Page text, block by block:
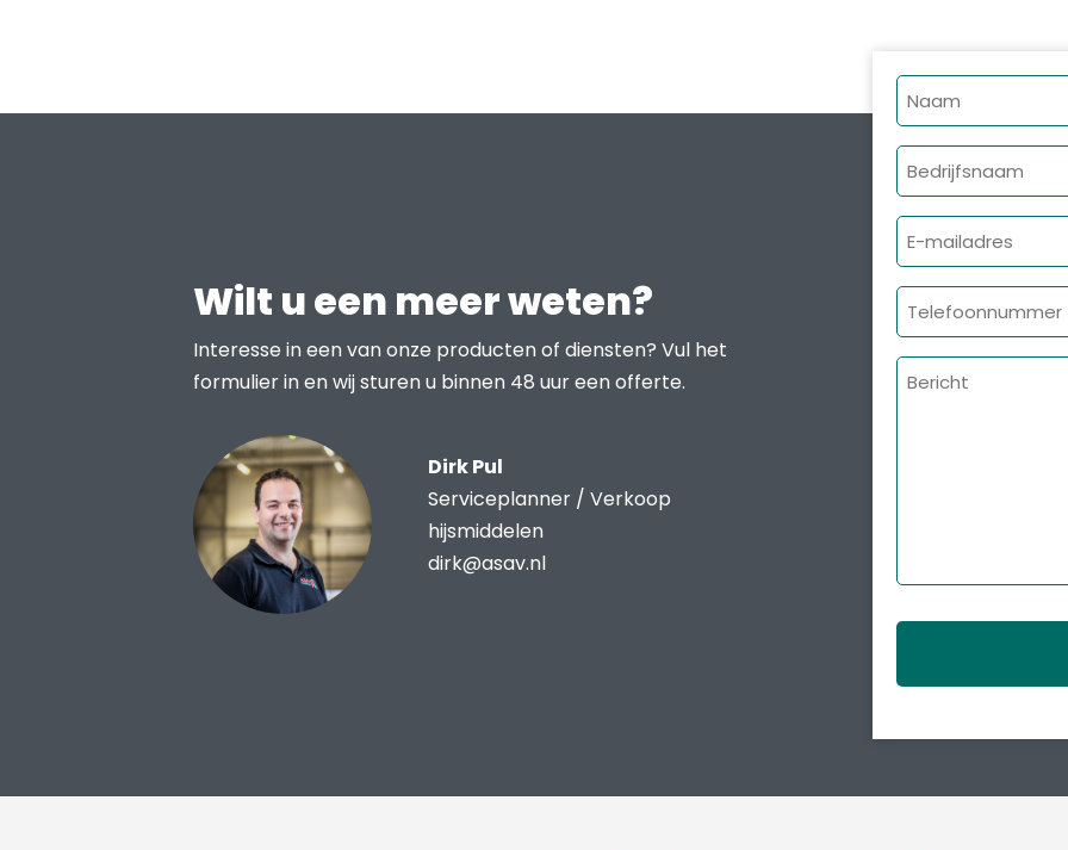
Wilt u een meer weten?
Interesse in een van onze producten of diensten? Vul het
formulier in en wij sturen u binnen 48 uur een offerte.
Dirk Pul
Serviceplanner / Verkoop
hijsmiddelen
dirk@asav.nl
Naam
Bedrijfsnaam
E-
mailadres
Bericht